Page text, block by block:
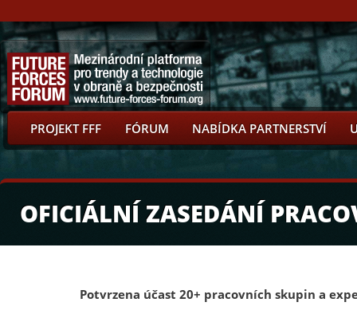
PROJEKT FFF FÓRUM NABÍDKA PARTNERSTVÍ
OFICIÁLNÍ ZASEDÁNÍ
Potvrzena účast 20+ pracovních skupin a